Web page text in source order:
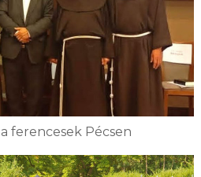
ferencesek Pécsen